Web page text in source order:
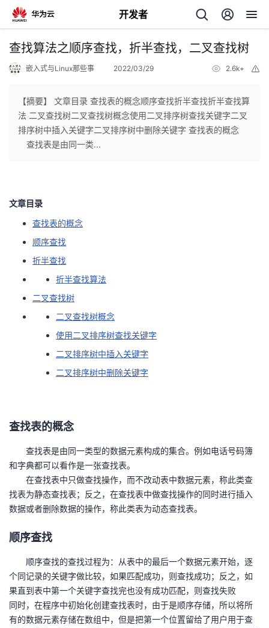
开发者
返
主
的
发
我
子
直
播
的
活
我
的
我
发
者
Programs
的
支
查找算法之顺序查找，折半查找，二叉查找树
嵌入式与Linux那些事 2022/03/29 2.6k+
【摘要】 文章目录 查找表的概念顺序查找折半查找折半查找算
法 二叉查找树二叉查找树概念使用二叉排序树查找关键字二叉
排序树中插入关键字二叉排序树中删除关键字 查找表的概念
查找表是由同一类...
文章目录
查找表的概念
顺序查找
折半查找
折半查找算法
二叉查找树
二叉查找树概念
使用二叉排序树查找关键字
二叉排序树中插入关键字
二叉排序树中删除关键字
查找表的概念
查找表是由同一类型的数据元素构成的集合。例如电话号码簿
和字典都可以看作是一张查找表。
在查找表中只做查找操作，而不改动表中数据元素，称此类查
找表为静态查找表；反之，在查找表中做查找操作的同时进行插入
数据或者删除数据的操作，称此类表为动态查找表。
顺序查找
顺序查找的查找过程为：从表中的最后一个数据元素开始，逐
个同记录的关键字做比较，如果匹配成功，则查找成功；反之，如
果直到表中第一个关键字查找完也没有成功匹配，则查找失败
同时，在程序中初始化创建查找表时，由于是顺序存储，所以将所
有的数据元素存储在数组中，但是把第一个位置留给了用户用于查